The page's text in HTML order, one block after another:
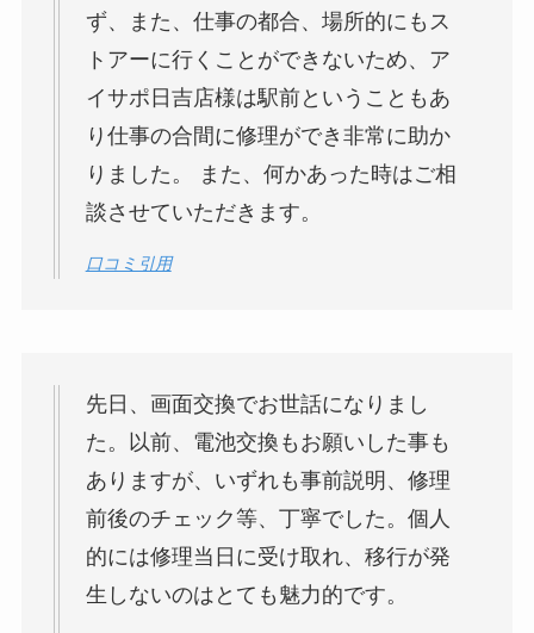
ず、また、仕事の都合、場所的にもス
トアーに行くことができないため、ア
イサポ日吉店様は駅前ということもあ
り仕事の合間に修理ができ非常に助か
りました。 また、何かあった時はご相
談させていただきます。
口コミ引用
先日、画面交換でお世話になりまし
た。以前、電池交換もお願いした事も
ありますが、いずれも事前説明、修理
前後のチェック等、丁寧でした。個人
的には修理当日に受け取れ、移行が発
生しないのはとても魅力的です。